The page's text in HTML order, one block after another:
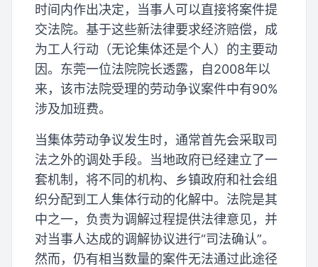
时间内作出决定，当事人可以直接将案件提
交法院。基于这些新法律要求经济赔偿，成
为工人行动（无论集体还是个人）的主要动
因。东莞一位法院院长透露，自2008年以
来，该市法院受理的劳动争议案件中有90%
涉及加班费。
当集体劳动争议发生时，通常首先会采取司
法之外的调处手段。当地政府已经建立了一
套机制，将不同的机构、乡镇政府和社会组
织分配到工人集体行动的化解中。法院是其
中之一，负责为调解过程提供法律意见，并
对当事人达成的调解协议进行“司法确认”。
然而，仍有相当数量的案件无法通过此途径